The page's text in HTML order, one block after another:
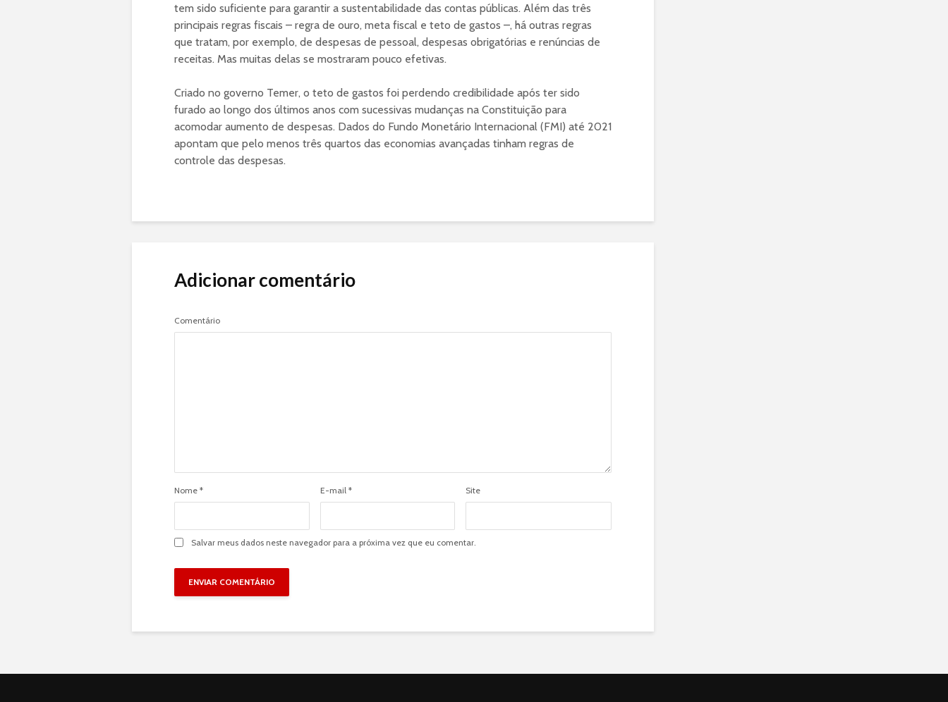
tem sido suficiente para garantir a sustentabilidade das contas públicas. Além das três
principais regras fiscais – regra de ouro, meta fiscal e teto de gastos –, há outras regras
que tratam, por exemplo, de despesas de pessoal, despesas obrigatórias e renúncias de
receitas. Mas muitas delas se mostraram pouco efetivas.
Criado no governo Temer, o teto de gastos foi perdendo credibilidade após ter sido
furado ao longo dos últimos anos com sucessivas mudanças na Constituição para
acomodar aumento de despesas. Dados do Fundo Monetário Internacional (FMI) até 2021
apontam que pelo menos três quartos das economias avançadas tinham regras de
controle das despesas.
Adicionar comentário
Comentário
Nome * E-mail * Site
Salvar meus dados neste navegador para a próxima vez que eu comentar.